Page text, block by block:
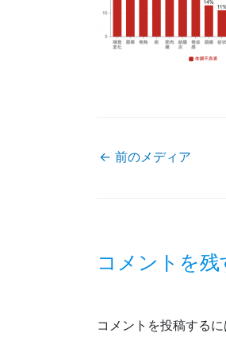
稿
ビ
← 前のメディア
コメントを残
コメントを投稿するに